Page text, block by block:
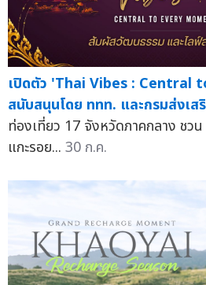
เปิดตัว 'Thai Vibes : Central
สนับสนุนโดย ททท. และกรมส่งเส
ท่องเที่ยว 17 จังหวัดภาคกลาง ชว
แกะรอย... 30 ก.ค.